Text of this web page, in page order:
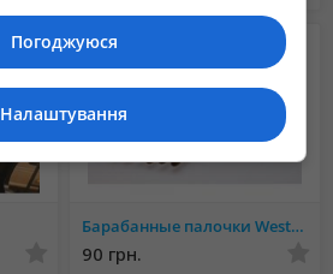
Барабанные палочки Western Wood
90 грн.
Погоджуюся
Налаштування